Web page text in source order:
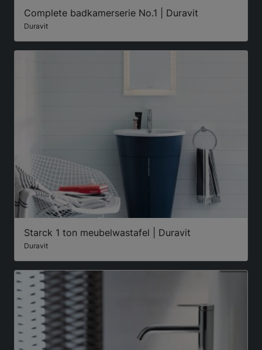
Complete badkamerserie No.1 | Duravit
Duravit
Starck 1 ton meubelwastafel | Duravit
Duravit